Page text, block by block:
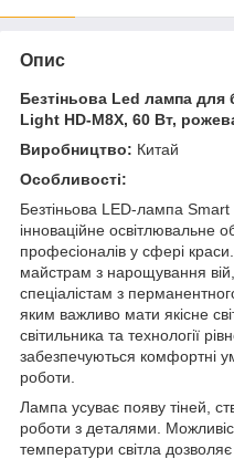
Опис
Безтіньова Led лампа для
Light HD-M8X, 60 Вт,
Виробництво: Китай
Особливості:
Безтіньова LED-лампа
інноваційне освітлювальне
професіоналів у сфері
майстрам з нарощування
спеціалістам з
яким важливо мати якісне
світильника та технології
забезпечуються комфортні
роботи.
Лампа усуває появу тіней,
роботи з деталями.
температури світла